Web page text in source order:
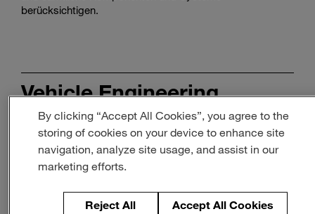
berücksichtigen.
how
we
commercial
vehicles
Vehicle Engineering
Mit modernsten Entwicklungsmethoden begegnet unser
Engineering-Team zentralen Herausforderungen wie der
gesetzlich vorgeschriebenen CO₂-Reduktion, dem
eine effiziente Produktion und zur Erfüllung
anspruchsvoller Kundenanforderungen.
By clicking “Accept All Cookies”, you agree to the
storing of cookies on your device to enhance site
navigation, analyze site usage, and assist in our
marketing efforts.
Reject All
Accept All Cookies